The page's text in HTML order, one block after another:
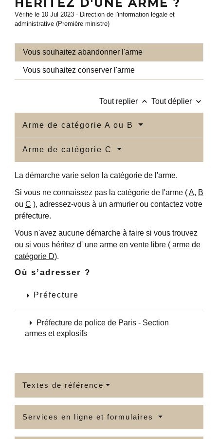
Vérifié le 10 Jul 2023 - Direction de l'information légale et
administrative (Première ministre)
Vous souhaitez abandonner l'arme
Vous souhaitez conserver l'arme
Tout replier keyboard_arrow_up Tout déplier keyboard_arrow_down
Arme de catégorie A ou B
Arme de catégorie C
La démarche varie selon la catégorie de l'arme.
Si vous ne connaissez pas la catégorie de l'arme (A, B
ou C ), adressez-vous à un armurier ou contactez votre
préfecture.
Vous n'avez aucune démarche à faire si vous trouvez
ou si vous héritez d' une arme en vente libre ( arme de
catégorie D).
Où s’adresser ?
arrow_right Préfecture
arrow_right
Préfecture de police de Paris - Section
armes et explosifs
Textes de référence
Services en ligne et formulaires